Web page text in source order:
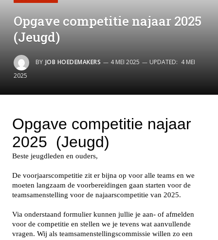
Opgave competitie najaar 2025
(Jeugd)
BY JOB HOEDEMAKERS 4 MEI 2025 UPDATED: 4 MEI
2025